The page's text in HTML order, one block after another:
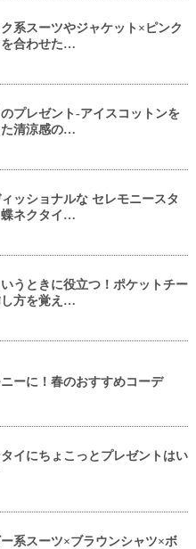
系スーツやジャケット×ピンク
を合わせた…
プレゼント-アイスコットンを
清涼感の…
ィッショナルな セレモニースタ
蝶ネクタイ…
うときに役立つ！ポケットチー
し方を覚え…
ーに！春のおすすめコーデ
イにちょこっとプレゼントはい
系スーツ×ブラウンシャツ×ボ